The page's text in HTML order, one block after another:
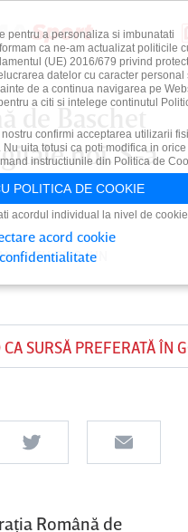
de Baschet
noi. S-a
CUTUPE 3 IUN
CA SURSĂ PREFERATĂ ÎN
Română de
pentru a personaliza si imbunatati
ca ne-am actualizat politicile
(UE) 2016/679 privind
datelor cu caracter personal
de a continua navigarea pe
a citi si intelege continutul
confirmi acceptarea utilizarii
uita totusi ca poti modifica in orice
instructiunile din Politica de
POLITICA DE COOKIE
acordul individual la nivel de
acord cookie